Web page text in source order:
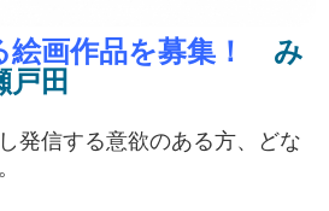
画作品を募集！
み
田
発信する意欲のある方、どな